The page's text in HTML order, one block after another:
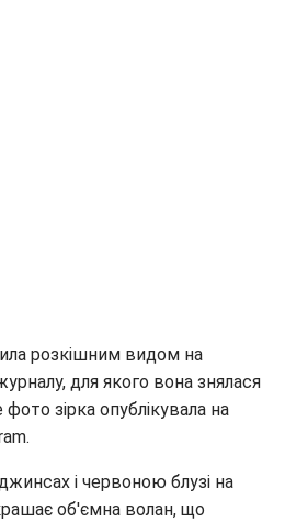
розкішним видом на
для якого вона знялася
фото зірка опублікувала на
і червоною блузі на
об'ємна волан, що